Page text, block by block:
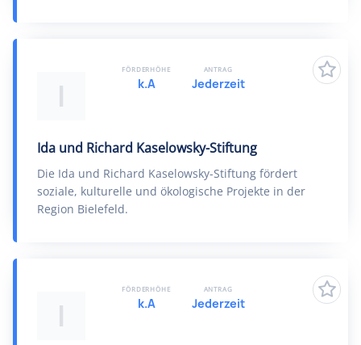
I
Ida und Richard Kaselowsky-​Stiftung
Die Ida und Richard Kaselowsky-​Stiftung fördert
soziale, kulturelle und ökologische Projekte in der
Region Bielefeld.
FÖRDERHÖHE
k.A
ANTRAG
Jederzeit
I
FÖRDERHÖHE
k.A
ANTRAG
Jederzeit